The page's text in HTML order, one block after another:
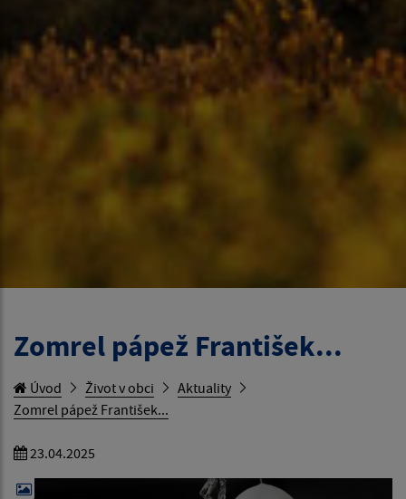
Zomrel pápež František...
Úvod Život v obci
Aktuality
Zomrel pápež František...
23.04.2025